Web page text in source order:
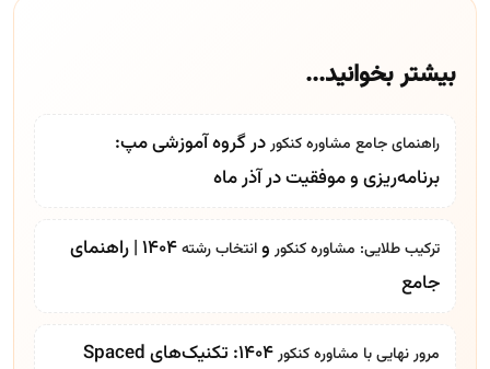
بیشتر بخوانید...
راهنمای جامع مشاوره کنکوردر گروه آموزشی مپ:
برنامه‌ریزی و موفقیت در آذر ماه
ترکیب طلایی: مشاوره کنکور وانتخاب رشته
1404 | راهنمای
جامع
مرور نهایی با مشاوره کنکور
۱۴۰۴: تکنیک‌های Spaced